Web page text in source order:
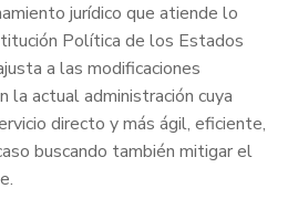
jurídico que atiende lo
Política de los Estados
a las modificaciones
la actual administración cuya
directo y más ágil, eficiente,
buscando también mitigar el